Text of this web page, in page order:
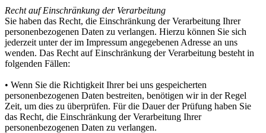
Recht auf Einschränkung der Verarbeitung
Sie haben das Recht, die Einschränkung der Verarbeitung Ihrer
personenbezogenen Daten zu verlangen. Hierzu können Sie sich
jederzeit unter der im Impressum angegebenen Adresse an uns
wenden. Das Recht auf Einschränkung der Verarbeitung besteht in
folgenden Fällen:
• Wenn Sie die Richtigkeit Ihrer bei uns gespeicherten
personenbezogenen Daten bestreiten, benötigen wir in der Regel
Zeit, um dies zu überprüfen. Für die Dauer der Prüfung haben Sie
das Recht, die Einschränkung der Verarbeitung Ihrer
personenbezogenen Daten zu verlangen.